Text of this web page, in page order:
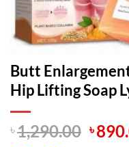
Butt
Hip Lifting Soap
৳1,290.00 ৳